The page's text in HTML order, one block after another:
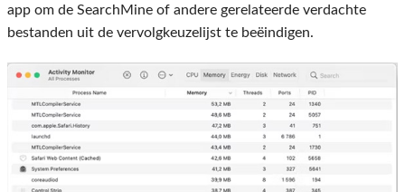
app om de SearchMine of andere gerelateerde verdachte
bestanden uit de vervolgkeuzelijst te beëindigen.